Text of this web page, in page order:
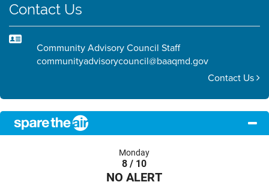
Contact Us
Community Advisory Council Staff
communityadvisorycouncil@baaqmd.gov
Contact Us
Monday
8 / 10
NO ALERT